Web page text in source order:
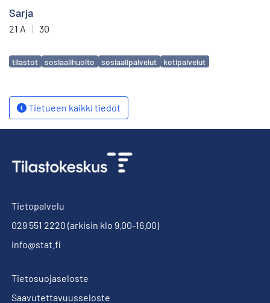
Sarja
21 A | 30
Avainsanat
tilastot sosiaalihuolto sosiaalipalvelut kotipalvelut
Tietueen kaikki tiedot
Tietopalvelu
029 551 2220 (arkisin klo 9.00-16.00)
info@stat.fi
Tietosuojaseloste
Saavutettavuusseloste